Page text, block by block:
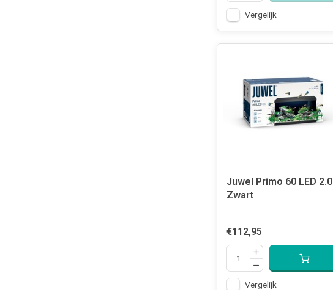
Vergelijk
Juwel Primo 60 LED 2.0
Zwart
€112,95
Vergelijk